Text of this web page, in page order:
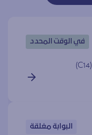
في الوقت المحدد
C14
)
البوابة مغلقة